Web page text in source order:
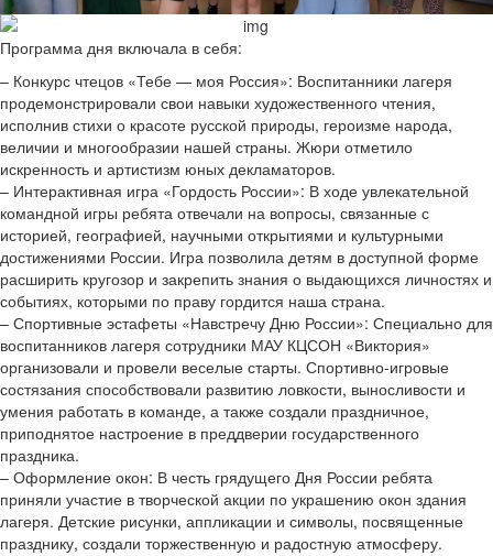
Программа дня включала в себя:
– Конкурс чтецов «Тебе — моя Россия»: Воспитанники лагеря
продемонстрировали свои навыки художественного чтения,
исполнив стихи о красоте русской природы, героизме народа,
величии и многообразии нашей страны. Жюри отметило
искренность и артистизм юных декламаторов.
– Интерактивная игра «Гордость России»: В ходе увлекательной
командной игры ребята отвечали на вопросы, связанные с
историей, географией, научными открытиями и культурными
достижениями России. Игра позволила детям в доступной форме
расширить кругозор и закрепить знания о выдающихся личностях и
событиях, которыми по праву гордится наша страна.
– Спортивные эстафеты «Навстречу Дню России»: Специально для
воспитанников лагеря сотрудники МАУ КЦСОН «Виктория»
организовали и провели веселые старты. Спортивно-игровые
состязания способствовали развитию ловкости, выносливости и
умения работать в команде, а также создали праздничное,
приподнятое настроение в преддверии государственного
праздника.
– Оформление окон: В честь грядущего Дня России ребята
приняли участие в творческой акции по украшению окон здания
лагеря. Детские рисунки, аппликации и символы, посвященные
празднику, создали торжественную и радостную атмосферу.